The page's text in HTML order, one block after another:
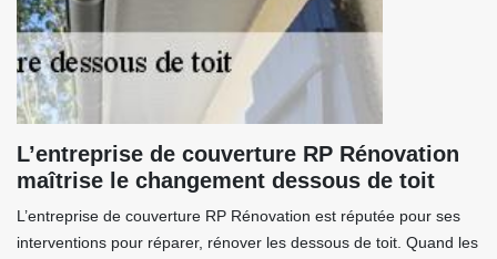
L’entreprise de couverture RP Rénovation
maîtrise le changement dessous de toit
L’entreprise de couverture RP Rénovation est réputée pour ses
interventions pour réparer, rénover les dessous de toit. Quand les